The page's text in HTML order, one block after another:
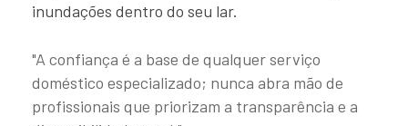
inundações dentro do seu lar.
"A confiança é a base de qualquer serviço
doméstico especializado; nunca abra mão de
profissionais que priorizam a transparência e a